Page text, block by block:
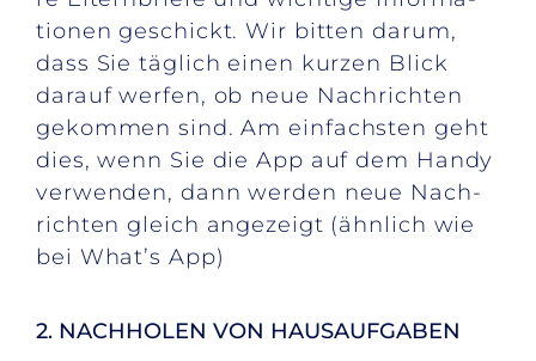
tio­nen ge­schickt. Wir bit­ten dar­um,
dass Sie täg­lich ei­nen kur­zen Blick
dar­auf wer­fen, ob neue Nach­rich­ten
ge­kom­men sind. Am ein­fachs­ten geht
dies, wenn Sie die App auf dem Han­dy
ver­wen­den, dann wer­den neue Nach­
rich­ten gleich an­ge­zeigt (ähn­lich wie
bei What’s App)
2. NACH­HO­LEN VON HAUS­AUF­GA­BEN